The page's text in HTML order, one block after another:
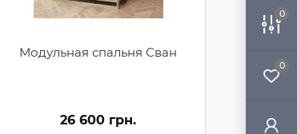
0
0
Модульная спальня Сван
26 600 грн.